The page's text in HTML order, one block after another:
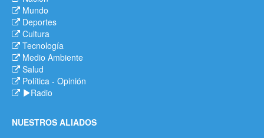
Mundo
Deportes
Cultura
Tecnología
Medio Ambiente
Salud
Política - Opinión
Radio
NUESTROS ALIADOS